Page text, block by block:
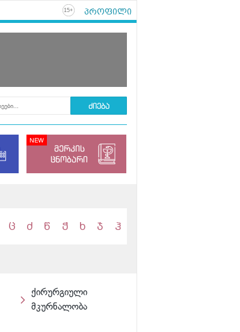
15+ პროფილი
მერკის
ცნობარი
ც ძ წ ჭ ხ ჯ ჰ
ქირურგიული
მკურნალობა